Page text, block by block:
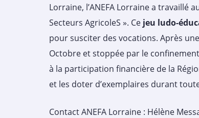
Lorraine, l’ANEFA Lorraine a travaillé
Secteurs AgricoleS ». Ce jeu ludo-
pour susciter des vocations. Après
Octobre et stoppée par le
à la participation financière de la
et les doter d’exemplaires durant
Contact ANEFA Lorraine : Hélène